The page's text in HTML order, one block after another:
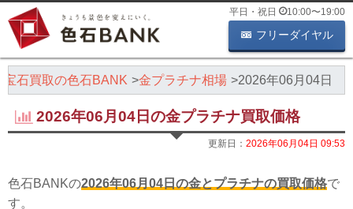
平日・祝日 10:00〜19:00
フリーダイヤル
宝石買取の色石BANK 金プラチナ相場 2026年06月04日
2026年06月04日の金プラチナ買取価格
更新日： 2026年06月04日 09:53
色石BANKの2026年06月04日の金とプラチナの買取価格で
す。